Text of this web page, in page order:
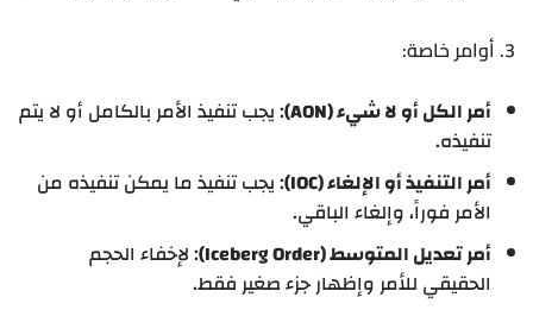
3. أوامر خاصة:
أمر الكل أو لا شيء (AON)
: يجب تنفيذ الأمر بالكامل أو لا يتم
تنفيذه.
أمر التنفيذ أو الإلغاء (IOC)
: يجب تنفيذ ما يمكن تنفيذه من
الأمر فوراً، وإلغاء الباقي.
أمر تعديل المتوسط (Iceberg Order)
: لإخفاء الحجم
الحقيقي للأمر وإظهار جزء صغير فقط.